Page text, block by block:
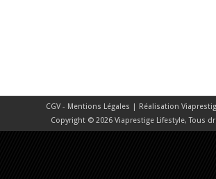
CGV - Mentions Légales | Réalisation
Copyright © 2026 Viaprestige Lifestyle, Tous